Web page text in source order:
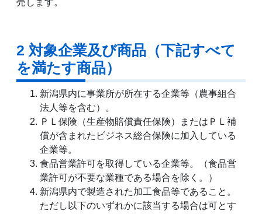
売します。
2 対象企業及び商品（下記すべて
を満たす商品）
新潟県内に事業所が所在する企業等（農事組合
法人等を含む）。
ＰＬ保険（生産物賠償責任保険）またはＰＬ補
償が含まれたビジネス総合保険に加入している
企業等。
食品営業許可を取得している企業等。（食品営
業許可が不要な業種である場合を除く。）
新潟県内で製造された加工食品等であること。
ただし以下のいずれかに該当する場合は可とす